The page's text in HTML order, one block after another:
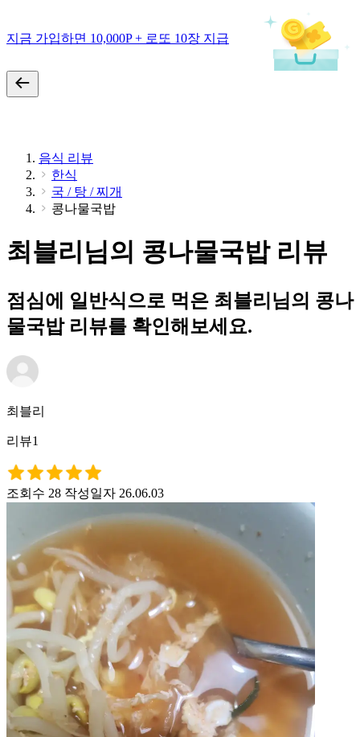
지금 가입하면 10,000P + 로또 10장 지급
음식 리뷰
한식
국 / 탕 / 찌개
콩나물국밥
최블리님의 콩나물국밥 리뷰
점심에 일반식으로 먹은 최블리님의 콩나
물국밥 리뷰를 확인해보세요.
최블리
리뷰1
조회수 28 작성일자 26.06.03